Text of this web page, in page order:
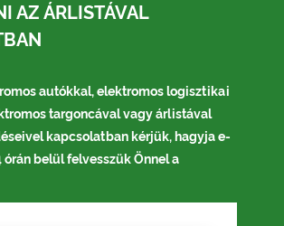
AZ ÁRLISTÁVAL
autókkal, elektromos logisztikai
targoncával vagy árlistával
kapcsolatban kérjük, hagyja e-
belül felvesszük Önnel a